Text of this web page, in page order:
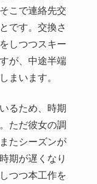
こで連絡先交
です。交換さ
しつつスキー
が、中途半端
まいます。
るため、時期
ただ彼女の調
たシーズンが
期が遅くなり
つつ本工作を